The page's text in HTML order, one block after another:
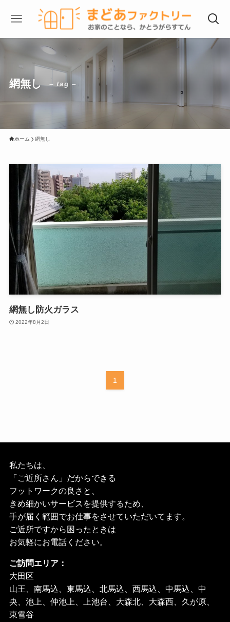
網無し – tag –
ホーム 網無し
網無し防火ガラス
2022年8月2日
1
私たちは、
「ご近所さん」だからできる
フットワークの良さと、
きめ細かいサービスを提供するため、
手が届く範囲でお仕事をさせていただいてます。
ご近所ですから困ったときは
お気軽にお電話ください。
ご訪問エリア：
大田区
山王、南馬込、東馬込、北馬込、西馬込、中馬込、中
央、池上、仲池上、上池台、大森北、大森西、久が原、
東雪谷